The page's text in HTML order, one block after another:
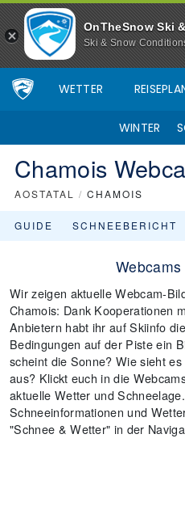
OnTheSnow Ski
Ski & Snow
WETTER
WINTER
Chamois
AOSTATAL / CHAMOIS
GUIDE SCHNEEBERICHT
Wir zeigen aktuelle Webcam-
Chamois: Dank Kooperationen
Anbietern habt ihr auf Skiinfo
Bedingungen auf der Piste ein
scheint die Sonne? Wie sieht
aus? Klickt euch in die
aktuelle Wetter und
Schneeinformationen und
"Schnee & Wetter" in der